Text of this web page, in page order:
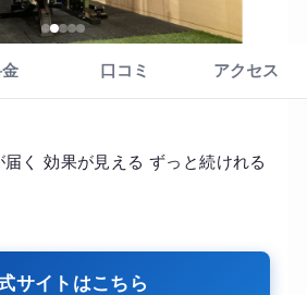
口コミ アクセス
く 効果が見える ずっと続けれる
サイトはこちら